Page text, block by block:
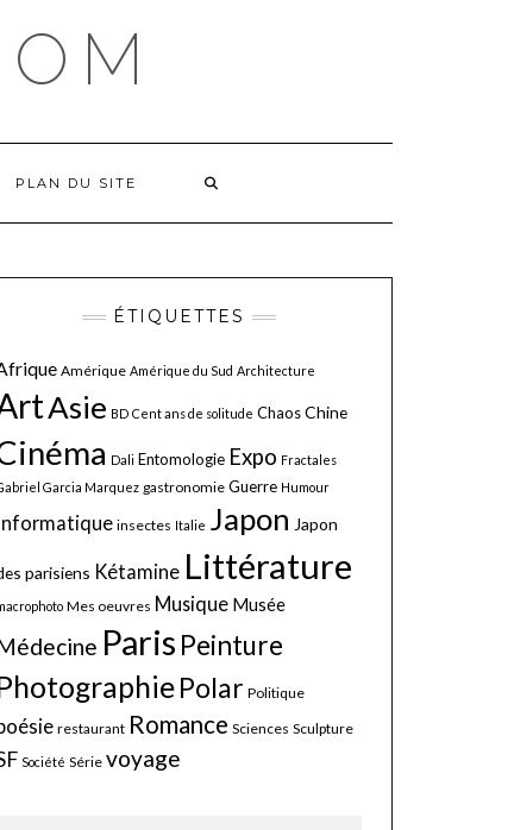
PLAN DU SITE
ÉTIQUETTES
Amérique Amérique du Sud Architecture
Asie BD Cent ans de solitude ChaosChine
Dali Entomologie Expo Fractales
Garcia Marquez gastronomie Guerre Humour
insectes Italie Japon Japon
parisiens Kétamine Littérature
Mes oeuvres Musique Musée
Paris Peinture
Polar Politique
restaurant Romance Sciences Sculpture
Société Série voyage